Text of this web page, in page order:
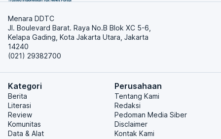
Menara DDTC
Jl. Boulevard Barat. Raya No.B Blok XC 5-6,
Kelapa Gading, Kota Jakarta Utara, Jakarta
14240
(021) 29382700
Kategori
Berita
Literasi
Review
Komunitas
Data & Alat
Perusahaan
Tentang Kami
Redaksi
Pedoman Media Siber
Disclaimer
Kontak Kami